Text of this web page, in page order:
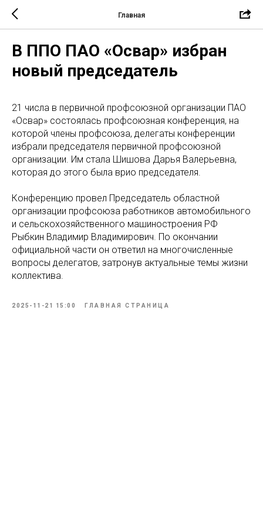
Главная
В ППО ПАО «Освар» избран
новый председатель
21 числа в первичной профсоюзной организации ПАО
«Освар» состоялась профсоюзная конференция, на
которой члены профсоюза, делегаты конференции
избрали председателя первичной профсоюзной
организации. Им стала Шишова Дарья Валерьевна,
которая до этого была врио председателя.
Конференцию провел Председатель областной
организации профсоюза работников автомобильного
и сельскохозяйственного машиностроения РФ
Рыбкин Владимир Владимирович. По окончании
официальной части он ответил на многочисленные
вопросы делегатов, затронув актуальные темы жизни
коллектива.
2025-11-21 15:00 ГЛАВНАЯ СТРАНИЦА